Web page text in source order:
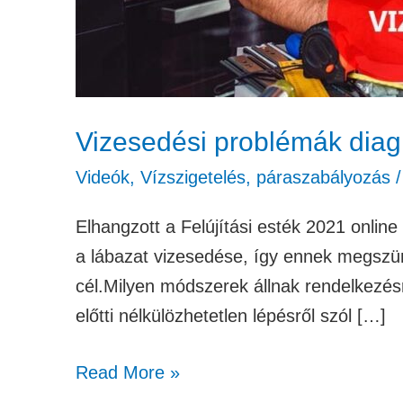
Vizesedési problémák
Videók, Vízszigetelés, páraszabályozás
Elhangzott a Felújítási esték 2021
a lábazat vizesedése, így ennek
cél.Milyen módszerek állnak
előtti nélkülözhetetlen lépésről szól […]
Read More »